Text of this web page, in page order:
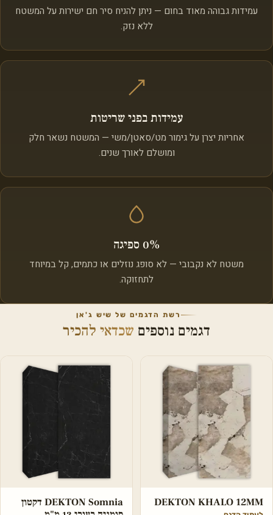
עמידות גבוהה מאוד בחום — ניתן להניח סיר חם ישירות על המשטח
ללא נזק.
עמידות בפני שריטות
אחריות יצרן על גימור מט/סאטן/משי — המשטח נשאר חלק
ומושלם לאורך שנים.
0% ספיגה
משטח לא נקבובי — לא סופג נוזלים או כתמים, קל במיוחד
לתחזוקה.
רשת הדגמים של שיש ג'אן
דגמים נוספים שכדאי להכיר
DEKTON KHALO 12MM
DEKTON Somnia דקטון